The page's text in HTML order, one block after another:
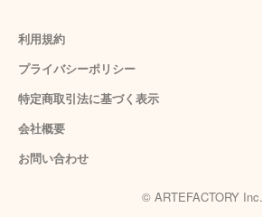
利用規約
プライバシーポリシー
特定商取引法に基づく表示
会社概要
お問い合わせ
© ARTEFACTORY Inc.